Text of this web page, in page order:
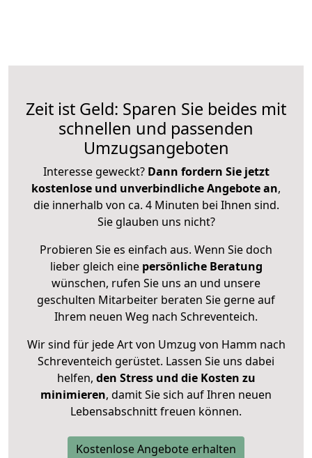
Zeit ist Geld: Sparen Sie beides mit
schnellen und passenden
Umzugsangeboten
Interesse geweckt? Dann fordern Sie jetzt
kostenlose und unverbindliche Angebote an,
die innerhalb von ca. 4 Minuten bei Ihnen sind.
Sie glauben uns nicht?
Probieren Sie es einfach aus. Wenn Sie doch
lieber gleich eine persönliche Beratung
wünschen, rufen Sie uns an und unsere
geschulten Mitarbeiter beraten Sie gerne auf
Ihrem neuen Weg nach Schreventeich.
Wir sind für jede Art von Umzug von Hamm nach
Schreventeich gerüstet. Lassen Sie uns dabei
helfen, den Stress und die Kosten zu
minimieren, damit Sie sich auf Ihren neuen
Lebensabschnitt freuen können.
Kostenlose Angebote erhalten